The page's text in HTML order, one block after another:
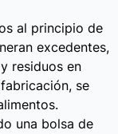
al principio de
excedentes,
residuos en
se
una bolsa de